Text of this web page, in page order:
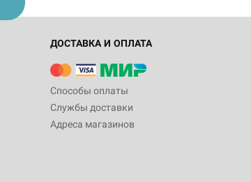
ДОСТАВКА И ОПЛАТА
Способы оплаты
Службы доставки
Адреса магазинов